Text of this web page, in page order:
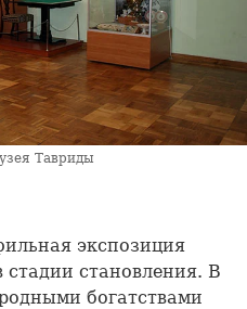
Тавриды
экспозиция
стадии становления. В
богатствами